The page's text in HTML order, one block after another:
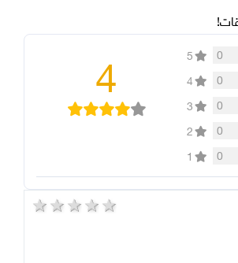
0
5
0
4
0
3
0
2
0
1
4
5 stars 4 stars 3 stars 2 stars 1 star